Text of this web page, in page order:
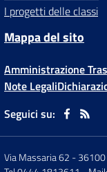
I progetti delle classi
Mappa del sito
Amministrazione
Note Legali
Seguici su:
Via Massaria 62 -36100